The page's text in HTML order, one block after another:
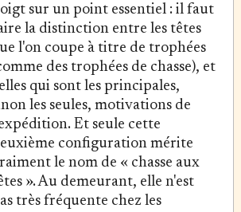
sur un point essentiel : il faut
la distinction entre les têtes
l'on coupe à titre de trophées
des trophées de chasse), et
qui sont les principales,
les seules, motivations de
Et seule cette
configuration mérite
le nom de « chasse aux
». Au demeurant, elle n'est
très fréquente chez les